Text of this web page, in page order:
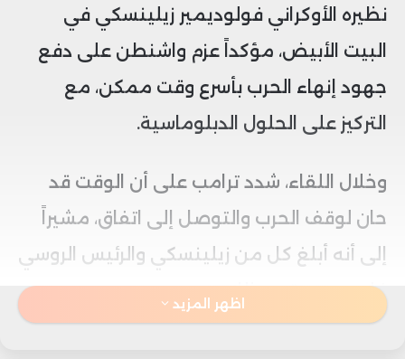
نظيره الأوكراني فولوديمير زيلينسكي في
البيت الأبيض، مؤكداً عزم واشنطن على دفع
جهود إنهاء الحرب بأسرع وقت ممكن، مع
التركيز على الحلول الدبلوماسية.
وخلال اللقاء، شدد ترامب على أن الوقت قد
حان لوقف الحرب والتوصل إلى اتفاق، مشيراً
إلى أنه أبلغ كل من زيلينسكي والرئيس الروسي
فلاديمير بوتين بذلك.
اظهر المزيد